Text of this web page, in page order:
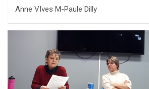
Anne VIves M-Paule Dilly